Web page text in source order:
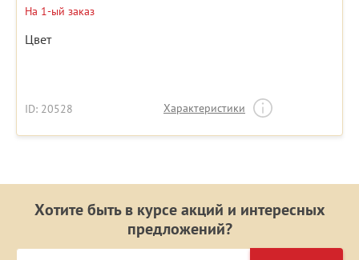
На 1-ый заказ
Цвет
ID: 20528 Характеристики
Хотите быть в курсе акций и интересных
предложений?